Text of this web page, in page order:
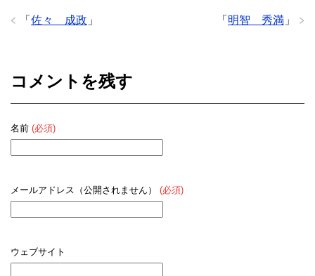
「 明智 秀満 」
「 佐々 成政 」
コメントを残す
名前 (必須)
メールアドレス（公開されません） (必須)
ウェブサイト